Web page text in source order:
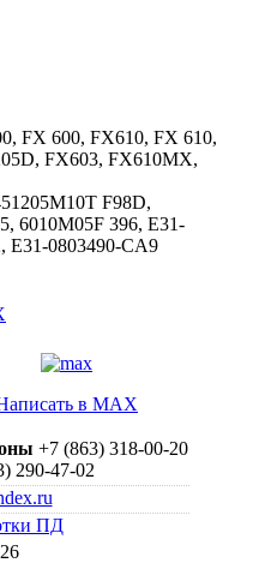
FX 600, FX610, FX 610,
FX603, FX610MX,
F98D,
6010M05F 396, E31-
E31-0803490-CA9
в MAX
+7 (863) 318-00-20
290-47-02
ПД